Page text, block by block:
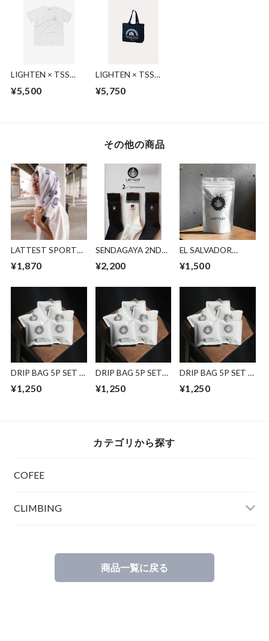
LIGHTEN × TSS
¥5,500
LIGHTEN × TSS
¥5,750
その他の商品
LATTEST SPORTS
5th Anniversary 手
拭い
¥1,870
SENDAGAYA 2ND
ANNIVERSARY
SOCKS
¥2,200
EL SALVADOR
ALEJANDRO
VALIENTE
¥1,500
DRIP BAG 5P SET (
ETHIOPIA YABITU
KOBA)
¥1,250
DRIP BAG 5P SET
(BLEND)
¥1,250
DRIP BAG 5P SET (
RWANDA Fugi )
¥1,250
カテゴリから探す
COFEE
CLIMBING
商品一覧に戻る